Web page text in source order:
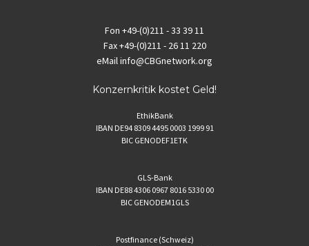
Fon +49-(0)211 - 33 39 11
Fax+49-(0)211 - 26 11 220
eMailinfo@CBGnetwork.org
Konzernkritik kostet Geld!
EthikBank
IBAN DE94 8309 4495 0003 1999 91
BIC GENODEF1ETK
GLS-Bank
IBAN DE88 4306 0967 8016 5330 00
BIC GENODEM1GLS
Postfinance (Schweiz)